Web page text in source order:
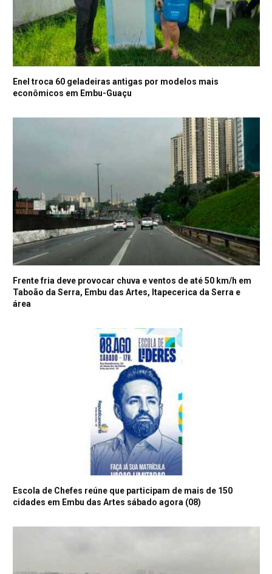
Enel troca 60 geladeiras antigas por modelos mais
econômicos em Embu-Guaçu
Frente fria deve provocar chuva e ventos de até 50 km/h em
Taboão da Serra, Embu das Artes, Itapecerica da Serra e
área
Escola de Chefes reúne que participam de mais de 150
cidades em Embu das Artes sábado agora (08)